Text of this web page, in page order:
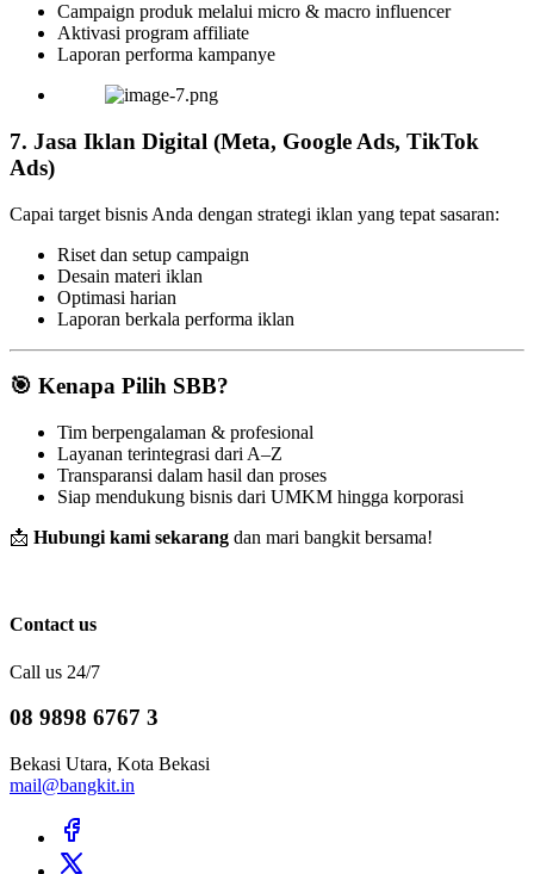
Campaign produk melalui micro & macro influencer
Aktivasi program affiliate
Laporan performa kampanye
7. Jasa Iklan Digital (Meta, Google Ads, TikTok
Ads)
Capai target bisnis Anda dengan strategi iklan yang tepat sasaran:
Riset dan setup campaign
Desain materi iklan
Optimasi harian
Laporan berkala performa iklan
🎯 Kenapa Pilih SBB?
Tim berpengalaman & profesional
Layanan terintegrasi dari A–Z
Transparansi dalam hasil dan proses
Siap mendukung bisnis dari UMKM hingga korporasi
📩 Hubungi kami sekarang dan mari bangkit bersama!
Contact us
Call us 24/7
08 9898 6767 3
Bekasi Utara, Kota Bekasi
mail@bangkit.in